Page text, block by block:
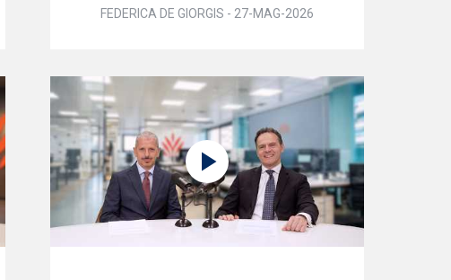
FEDERICA DE GIORGIS - 27-MAG-2026